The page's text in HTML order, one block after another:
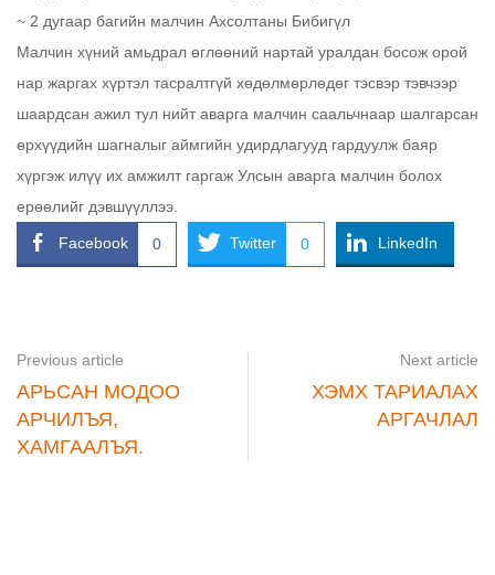
~ 2 дугаар багийн малчин Ахсолтаны Бибигүл
Малчин хүний амьдрал өглөөний нартай уралдан босож орой
нар жаргах хүртэл тасралтгүй хөдөлмөрлөдөг тэсвэр тэвчээр
шаардсан ажил тул нийт аварга малчин саальчнаар шалгарсан
өрхүүдийн шагналыг аймгийн удирдлагууд гардуулж баяр
хүргэж илүү их амжилт гаргаж Улсын аварга малчин болох
ерөөлийг дэвшүүллээ.
Facebook 0 Twitter 0 LinkedIn
Previous article
АРЬСАН МОДОО
АРЧИЛЪЯ,
ХАМГААЛЪЯ.
Next article
ХЭМХ ТАРИАЛАХ
АРГАЧЛАЛ